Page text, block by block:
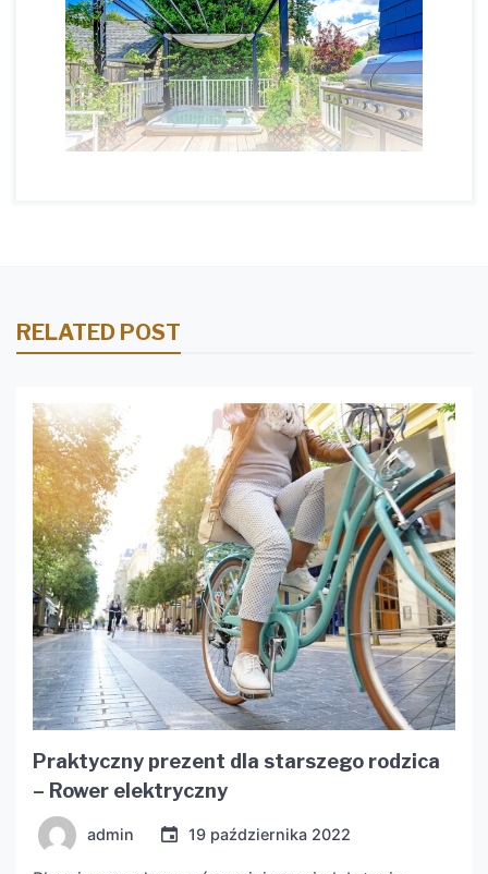
RELATED POST
Praktyczny prezent dla starszego rodzica
– Rower elektryczny
admin 19 października 2022